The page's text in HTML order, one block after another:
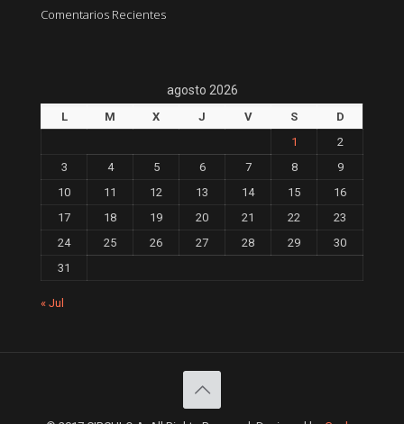
Comentarios Recientes
agosto 2026
L M X J V S
D
1
2
3
4 5 6 7 8
9
10
11 12 13 14 15
16
17
18 19 20 21 22
23
24
25 26 27 28 29
30
31
« Jul